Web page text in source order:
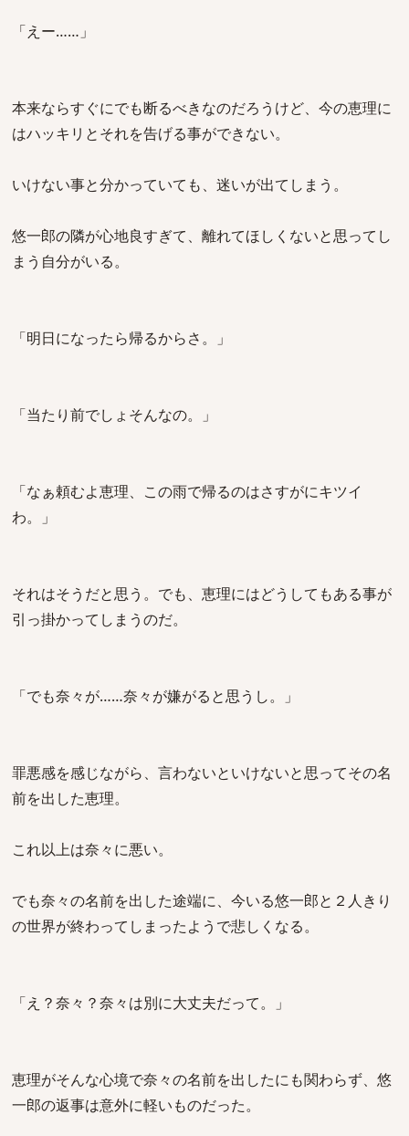
「えー……」
本来ならすぐにでも断るべきなのだろうけど、今の恵理に
はハッキリとそれを告げる事ができない。
いけない事と分かっていても、迷いが出てしまう。
悠一郎の隣が心地良すぎて、離れてほしくないと思ってし
まう自分がいる。
「明日になったら帰るからさ。」
「当たり前でしょそんなの。」
「なぁ頼むよ恵理、この雨で帰るのはさすがにキツイ
わ。」
それはそうだと思う。でも、恵理にはどうしてもある事が
引っ掛かってしまうのだ。
「でも奈々が……奈々が嫌がると思うし。」
罪悪感を感じながら、言わないといけないと思ってその名
前を出した恵理。
これ以上は奈々に悪い。
でも奈々の名前を出した途端に、今いる悠一郎と２人きり
の世界が終わってしまったようで悲しくなる。
「え？奈々？奈々は別に大丈夫だって。」
恵理がそんな心境で奈々の名前を出したにも関わらず、悠
一郎の返事は意外に軽いものだった。